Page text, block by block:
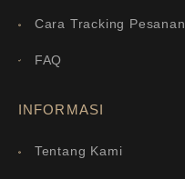
Cara Tracking Pesanan
FAQ
INFORMASI
Tentang Kami